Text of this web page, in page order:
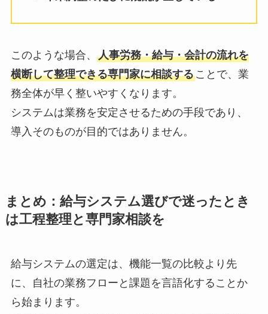
このような場合、 人事労務・給与・会計の流れを
横断して整理できる専門家に相談することで、業
務全体が早く整いやすくなります。
システムは業務を安定させるための手段であり、
導入そのものが目的ではありません。
まとめ：給与システム選びで迷ったとき
は工程整理と専門家相談を
給与システムの選定は、機能一覧の比較より先
に、自社の業務フローと課題を言語化することか
ら始まります。